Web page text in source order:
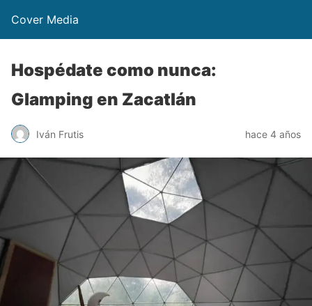
Cover Media
Hospédate como nunca:
Glamping en Zacatlán
Iván Frutis hace 4 años